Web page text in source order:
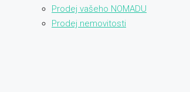
Prodej vašeho NOMADU
Prodej nemovitosti